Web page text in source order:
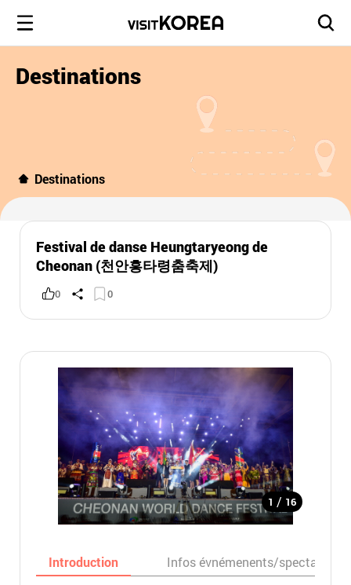
Destinations
Destinations
Festival de danse Heungtaryeong de
Cheonan (천안흥타령춤축제)
0 0
1 / 16
Introduction Infos évnémenents/spectacles